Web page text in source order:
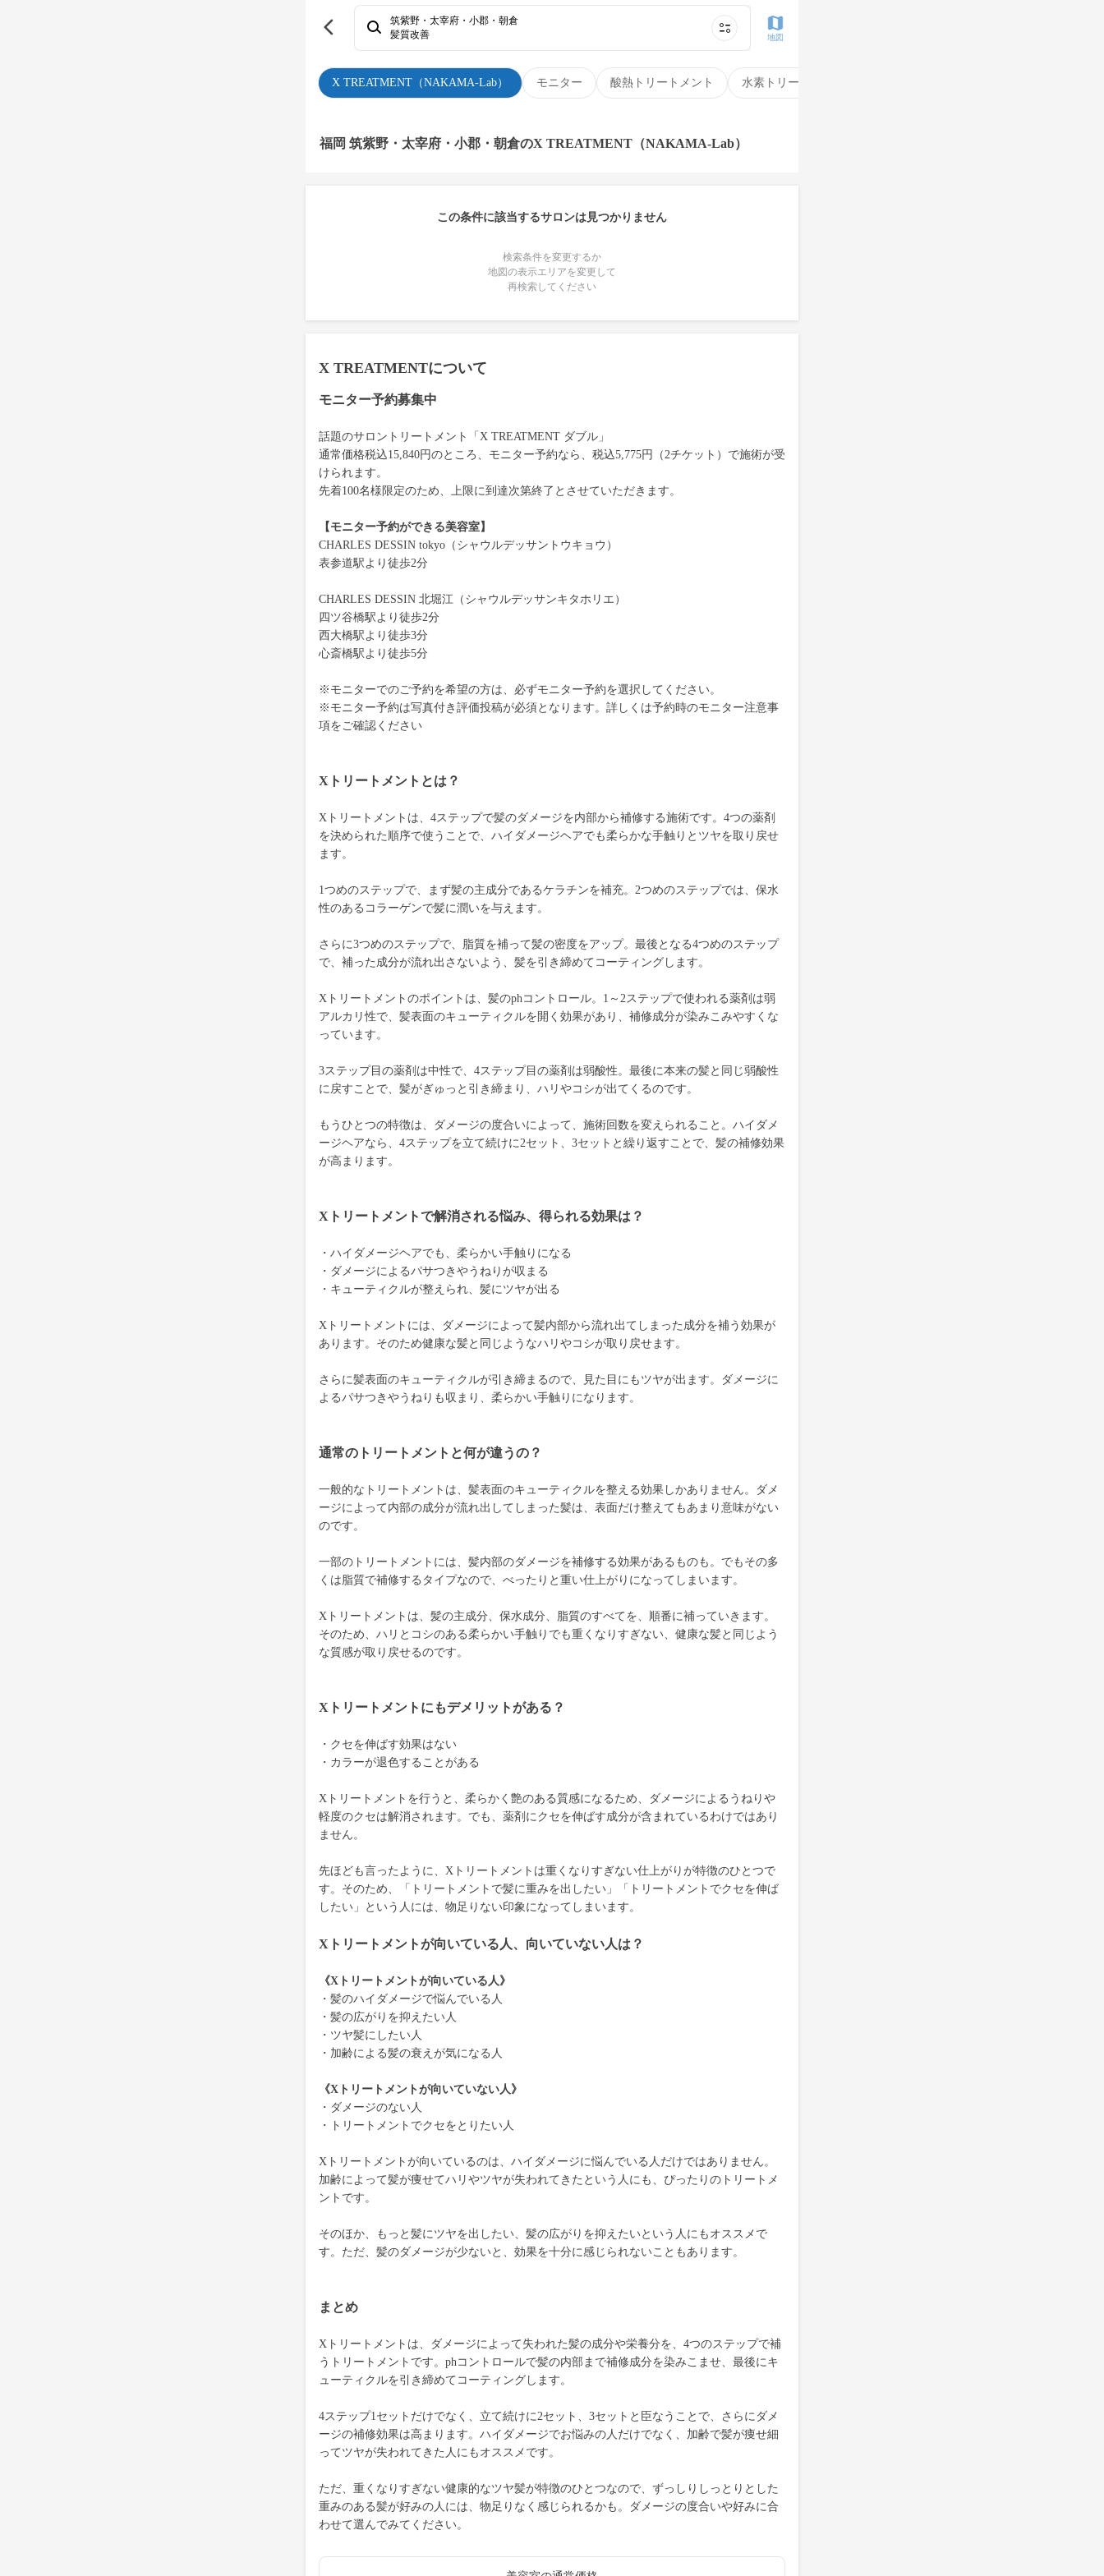
X TREATMENT（NAKAMA-Lab） モニター 酸熱トリートメント 水素トリートメント
筑紫野・太宰府・小郡・朝倉
髪質改善
地図
福岡 筑紫野・太宰府・小郡・朝倉のX TREATMENT（NAKAMA-Lab）
この条件に該当するサロンは見つかりません
検索条件を変更するか
地図の表示エリアを変更して
再検索してください
X TREATMENTについて
モニター予約募集中
話題のサロントリートメント「X TREATMENT ダブル」
通常価格税込15,840円のところ、モニター予約なら、税込5,775円（2チケット）で施術が受
けられます。
先着100名様限定のため、上限に到達次第終了とさせていただきます。
【モニター予約ができる美容室】
CHARLES DESSIN tokyo（シャウルデッサントウキョウ）
表参道駅より徒歩2分
CHARLES DESSIN 北堀江（シャウルデッサンキタホリエ）
四ツ谷橋駅より徒歩2分
西大橋駅より徒歩3分
心斎橋駅より徒歩5分
※モニターでのご予約を希望の方は、必ずモニター予約を選択してください。
※モニター予約は写真付き評価投稿が必須となります。詳しくは予約時のモニター注意事
項をご確認ください
Xトリートメントとは？
Xトリートメントは、4ステップで髪のダメージを内部から補修する施術です。4つの薬剤
を決められた順序で使うことで、ハイダメージヘアでも柔らかな手触りとツヤを取り戻せ
ます。
1つめのステップで、まず髪の主成分であるケラチンを補充。2つめのステップでは、保水
性のあるコラーゲンで髪に潤いを与えます。
さらに3つめのステップで、脂質を補って髪の密度をアップ。最後となる4つめのステップ
で、補った成分が流れ出さないよう、髪を引き締めてコーティングします。
Xトリートメントのポイントは、髪のphコントロール。1～2ステップで使われる薬剤は弱
アルカリ性で、髪表面のキューティクルを開く効果があり、補修成分が染みこみやすくな
っています。
3ステップ目の薬剤は中性で、4ステップ目の薬剤は弱酸性。最後に本来の髪と同じ弱酸性
に戻すことで、髪がぎゅっと引き締まり、ハリやコシが出てくるのです。
もうひとつの特徴は、ダメージの度合いによって、施術回数を変えられること。ハイダメ
ージヘアなら、4ステップを立て続けに2セット、3セットと繰り返すことで、髪の補修効果
が高まります。
Xトリートメントで解消される悩み、得られる効果は？
・ハイダメージヘアでも、柔らかい手触りになる
・ダメージによるパサつきやうねりが収まる
・キューティクルが整えられ、髪にツヤが出る
Xトリートメントには、ダメージによって髪内部から流れ出てしまった成分を補う効果が
あります。そのため健康な髪と同じようなハリやコシが取り戻せます。
さらに髪表面のキューティクルが引き締まるので、見た目にもツヤが出ます。ダメージに
よるパサつきやうねりも収まり、柔らかい手触りになります。
通常のトリートメントと何が違うの？
一般的なトリートメントは、髪表面のキューティクルを整える効果しかありません。ダメ
ージによって内部の成分が流れ出してしまった髪は、表面だけ整えてもあまり意味がない
のです。
一部のトリートメントには、髪内部のダメージを補修する効果があるものも。でもその多
くは脂質で補修するタイプなので、べったりと重い仕上がりになってしまいます。
Xトリートメントは、髪の主成分、保水成分、脂質のすべてを、順番に補っていきます。
そのため、ハリとコシのある柔らかい手触りでも重くなりすぎない、健康な髪と同じよう
な質感が取り戻せるのです。
Xトリートメントにもデメリットがある？
・クセを伸ばす効果はない
・カラーが退色することがある
Xトリートメントを行うと、柔らかく艶のある質感になるため、ダメージによるうねりや
軽度のクセは解消されます。でも、薬剤にクセを伸ばす成分が含まれているわけではあり
ません。
先ほども言ったように、Xトリートメントは重くなりすぎない仕上がりが特徴のひとつで
す。そのため、「トリートメントで髪に重みを出したい」「トリートメントでクセを伸ば
したい」という人には、物足りない印象になってしまいます。
Xトリートメントが向いている人、向いていない人は？
《Xトリートメントが向いている人》
・髪のハイダメージで悩んでいる人
・髪の広がりを抑えたい人
・ツヤ髪にしたい人
・加齢による髪の衰えが気になる人
《Xトリートメントが向いていない人》
・ダメージのない人
・トリートメントでクセをとりたい人
Xトリートメントが向いているのは、ハイダメージに悩んでいる人だけではありません。
加齢によって髪が痩せてハリやツヤが失われてきたという人にも、ぴったりのトリートメ
ントです。
そのほか、もっと髪にツヤを出したい、髪の広がりを抑えたいという人にもオススメで
す。ただ、髪のダメージが少ないと、効果を十分に感じられないこともあります。
まとめ
Xトリートメントは、ダメージによって失われた髪の成分や栄養分を、4つのステップで補
うトリートメントです。phコントロールで髪の内部まで補修成分を染みこませ、最後にキ
ューティクルを引き締めてコーティングします。
4ステップ1セットだけでなく、立て続けに2セット、3セットと臣なうことで、さらにダメ
ージの補修効果は高まります。ハイダメージでお悩みの人だけでなく、加齢で髪が痩せ細
ってツヤが失われてきた人にもオススメです。
ただ、重くなりすぎない健康的なツヤ髪が特徴のひとつなので、ずっしりしっとりとした
重みのある髪が好みの人には、物足りなく感じられるかも。ダメージの度合いや好みに合
わせて選んでみてください。